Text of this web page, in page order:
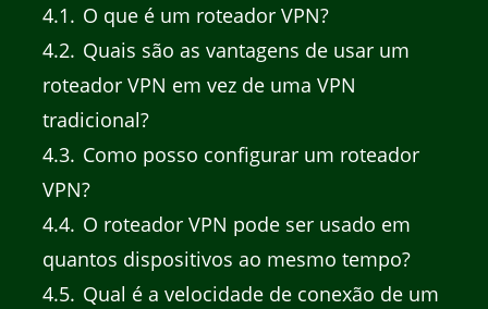
4.1
O que é um roteador VPN?
4.2 Quais são as vantagens de usar um
roteador VPN em vez de uma VPN
tradicional?
4.3 Como posso configurar um roteador
VPN?
4.4 O roteador VPN pode ser usado em
quantos dispositivos ao mesmo tempo?
4.5 Qual é a velocidade de conexão de um